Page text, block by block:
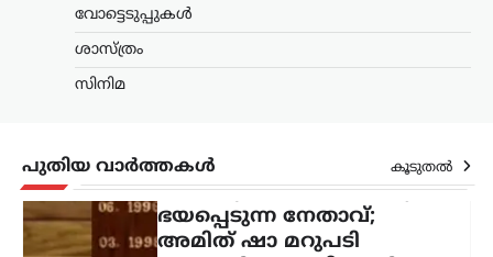
വോട്ടെടുപ്പുകൾ
ശാസ്ത്രം
സിനിമ
പുതിയ വാർത്തകൾ കൂടുതൽ
അമിത് ഷായുടെ അസാന്നിധ്യം
ചൂണ്ടിക്കാട്ടി പ്രതിപക്ഷം പ്രതിഷേധം
പിന്തുണയുമായി കേന്ദ്ര പാർലമെന്ററി
തമിഴ്നാട്
വിജയ്‌ക്കെതിരായ
വിവാഹമോചന ഹർജി
പിൻവലിച്ച് ഭാര്യ സംഗീത;